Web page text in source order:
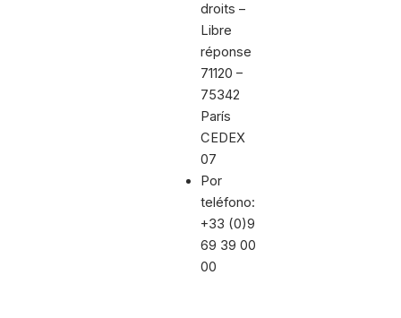
droits –
Libre
réponse
71120 –
75342
París
CEDEX
07
Por
teléfono:
+33 (0)9
69 39 00
00